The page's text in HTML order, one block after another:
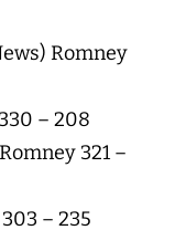
Romney
– 208
321 –
– 235